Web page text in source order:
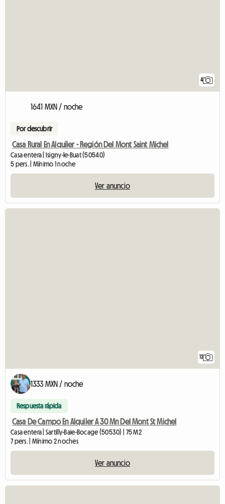
4
1641 MXN / noche
Por descubrir
Casa Rural En Alquiler - Región Del Mont Saint Michel
Casa entera | Isigny-le-Buat (50540)
5 pers. | Mínimo 1 noche
Ver anuncio
12
1333 MXN / noche
Respuesta rápida
Casa De Campo En Alquiler A 30 Mn Del Mont St Michel
Casa entera | Sartilly-Baie-Bocage (50530) | 75 M2
7 pers. | Mínimo 2 noches
Ver anuncio